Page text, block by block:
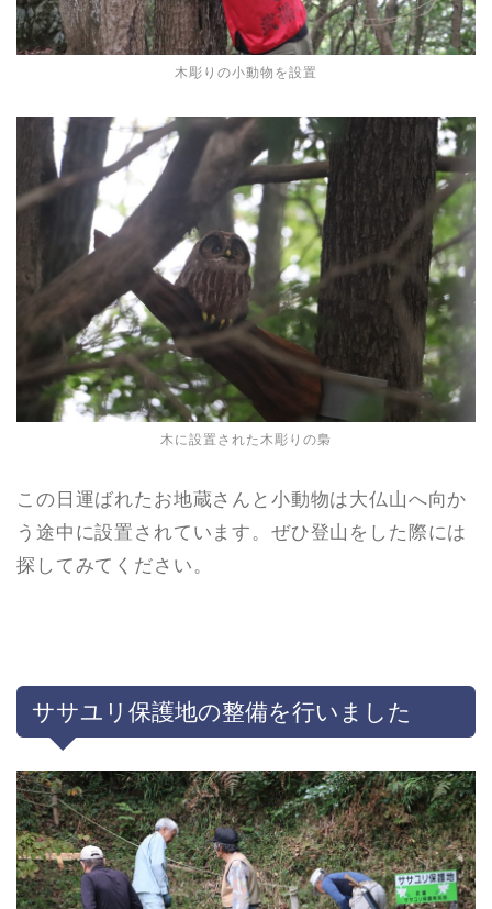
木彫りの小動物を設置
木に設置された木彫りの梟
この日運ばれたお地蔵さんと小動物は大仏山へ向か
う途中に設置されています。ぜひ登山をした際には
探してみてください。
ササユリ保護地の整備を行いました